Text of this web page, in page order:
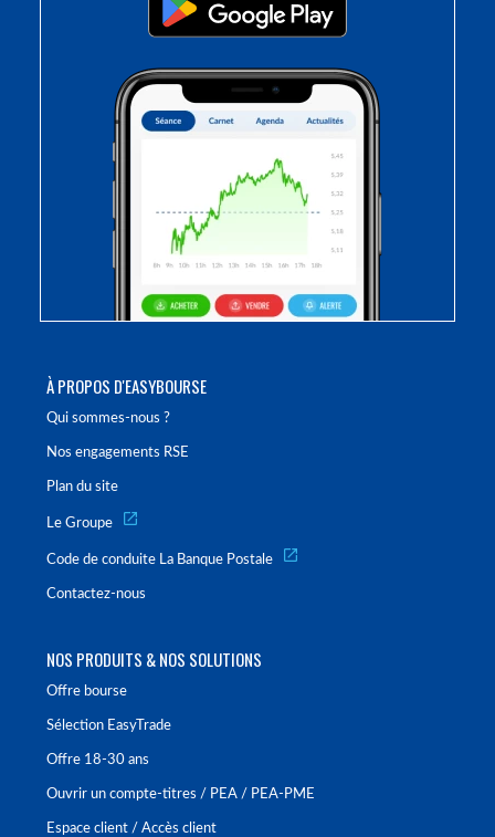
À PROPOS D'EASYBOURSE
Qui sommes-nous ?
Nos engagements RSE
Plan du site
Le Groupe
Code de conduite La Banque Postale
Contactez-nous
NOS PRODUITS & NOS SOLUTIONS
Offre bourse
Sélection EasyTrade
Offre 18-30 ans
Ouvrir un compte-titres / PEA / PEA-PME
Espace client / Accès client